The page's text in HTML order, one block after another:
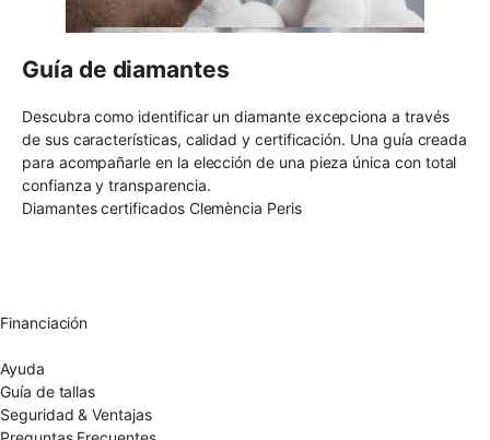
Guía de diamantes
Descubra como identificar un diamante excepciona a través
de sus características, calidad y certificación. Una guía creada
para acompañarle en la elección de una pieza única con total
confianza y transparencia.
Diamantes certificados Clemència Peris
Financiación
Ayuda
Guía de tallas
Seguridad & Ventajas